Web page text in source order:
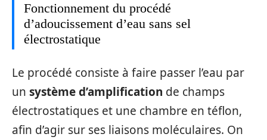
Fonctionnement du procédé
d’adoucissement d’eau sans sel
électrostatique
Le procédé consiste à faire passer l’eau par
un système d’amplification de champs
électrostatiques et une chambre en téflon,
afin d’agir sur ses liaisons moléculaires. On